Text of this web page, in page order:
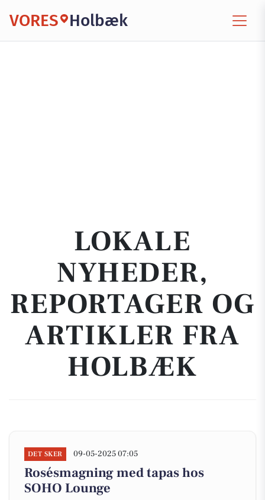
VORES Holbæk
LOKALE
NYHEDER,
REPORTAGER OG
ARTIKLER FRA
HOLBÆK
DET SKER 09-05-2025 07:05
Rosésmagning med tapas hos
SOHO Lounge